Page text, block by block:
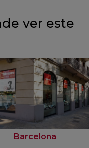
ver este
Barcelona